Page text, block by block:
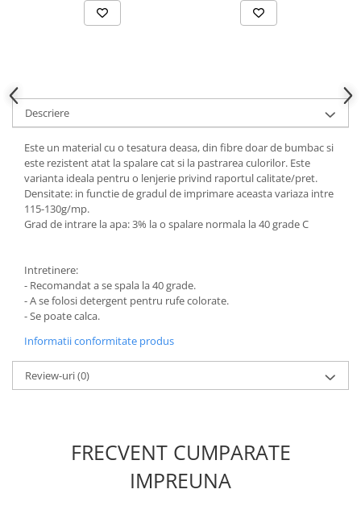
Descriere
Este un material cu o tesatura deasa, din fibre doar de bumbac si
este rezistent atat la spalare cat si la pastrarea culorilor. Este
varianta ideala pentru o lenjerie privind raportul calitate/pret.
Densitate: in functie de gradul de imprimare aceasta variaza intre
115-130g/mp.
Grad de intrare la apa: 3% la o spalare normala la 40 grade C
Intretinere:
- Recomandat a se spala la 40 grade.
- A se folosi detergent pentru rufe colorate.
- Se poate calca.
Informatii conformitate produs
Review-uri(0)
FRECVENT CUMPARATE
IMPREUNA